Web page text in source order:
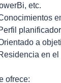
etc.
a
en
ofrece: